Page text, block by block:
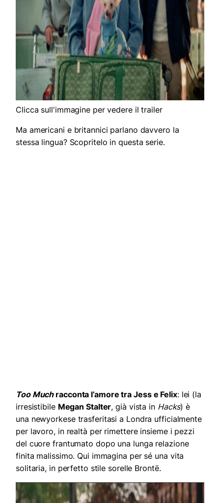
Clicca sull'immagine per vedere il trailer
Ma americani e britannici parlano davvero la
stessa lingua? Scopritelo in questa serie.
Too Muchracconta l’amore tra Jess e Felix: lei (la
irresistibile Megan Stalter, già vista in Hacks) è
una newyorkese trasferitasi a Londra ufficialmente
per lavoro, in realtà per rimettere insieme i pezzi
del cuore frantumato dopo una lunga relazione
finita malissimo. Qui immagina per sé una vita
solitaria, in perfetto stile sorelle Brontë.